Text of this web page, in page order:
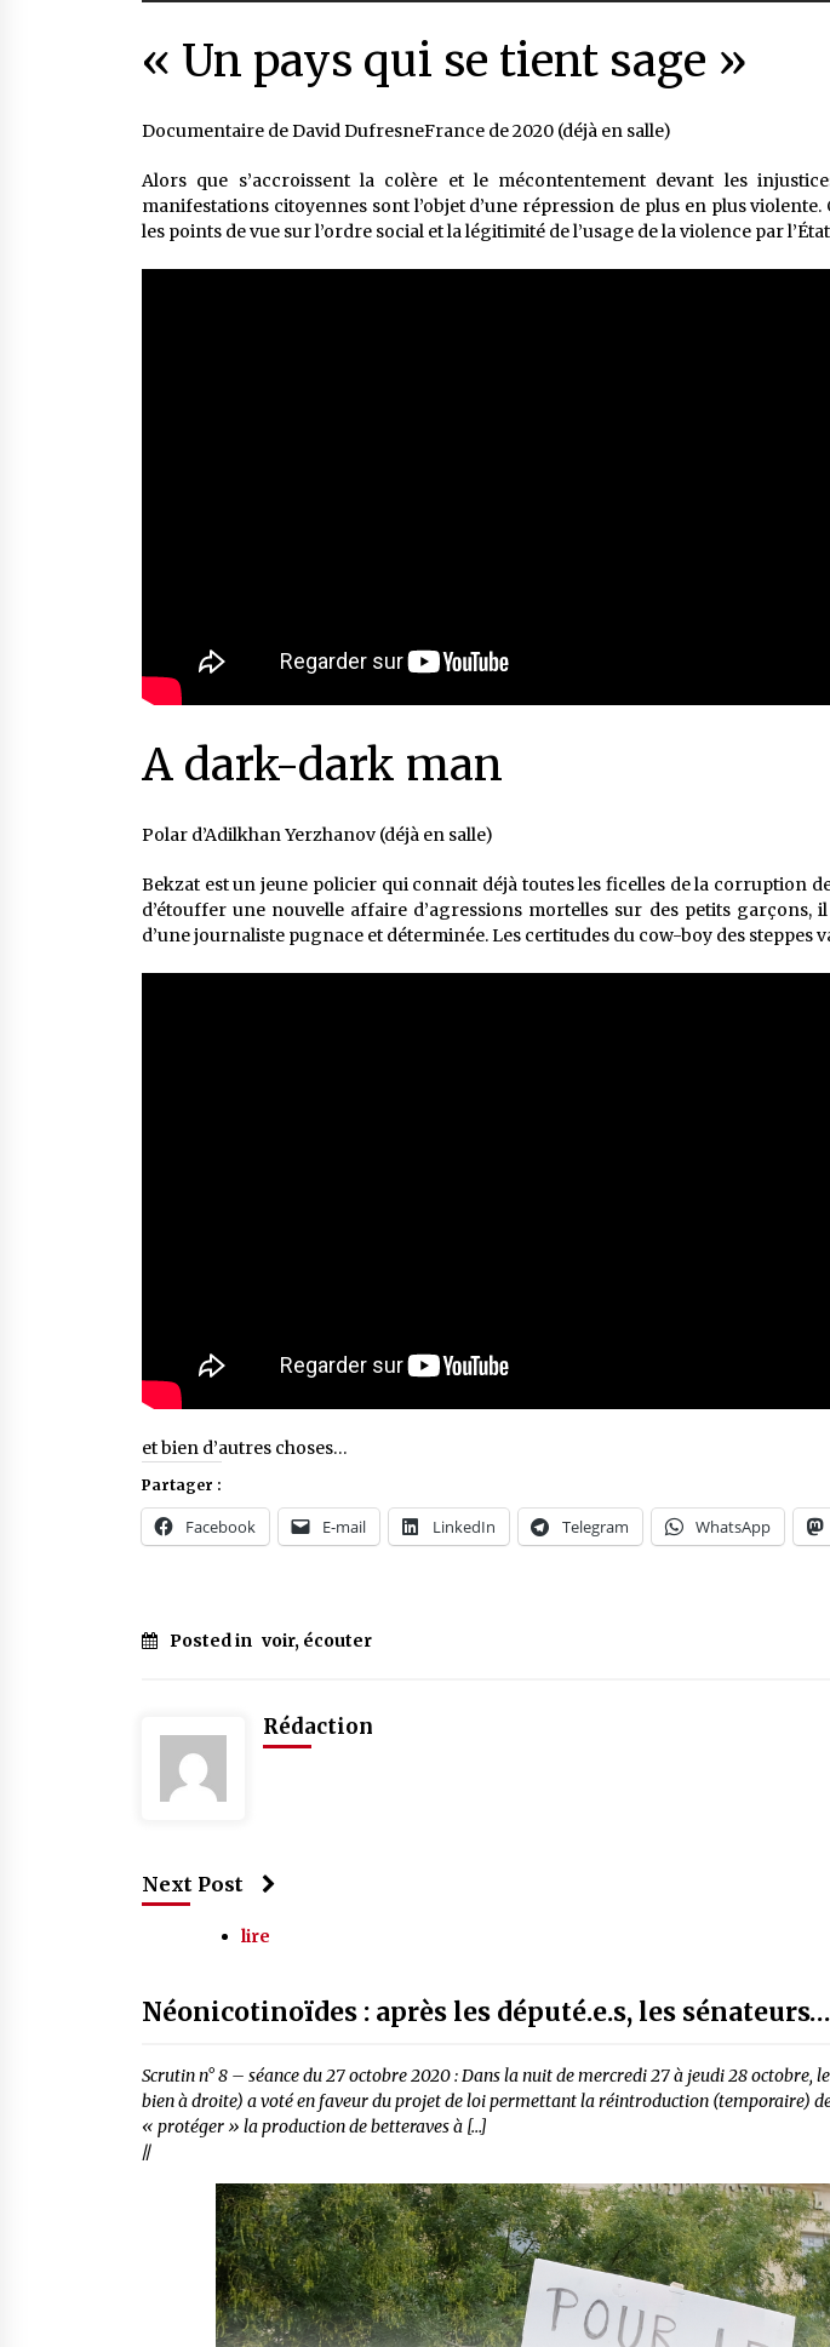
« Un pays qui se tient sage »
Documentaire de David DufresneFrance de 2020 (déjà en salle)
Alors que s’accroissent la colère et le mécontentement devant les
manifestations citoyennes sont l’objet d’une répression de plus en plus
les points de vue sur l’ordre social et la légitimité de l’usage de la violence par
A dark-dark man
Polar d’Adilkhan Yerzhanov (déjà en salle)
Bekzat est un jeune policier qui connait déjà toutes les ficelles de la corruption
d’étouffer une nouvelle affaire d’agressions mortelles sur des petits garçons,
d’une journaliste pugnace et déterminée. Les certitudes du cow-boy des steppes
et bien d’autres choses…
Partager :
Facebook E-mail LinkedIn Telegram WhatsApp
Posted in voir, écouter
Rédaction
Next Post
lire
Néonicotinoïdes : après les député.e.s, les sénateurs…
Scrutin n° 8 – séance du 27 octobre 2020 : Dans la nuit de mercredi 27 à jeudi 28 octobre,
bien à droite) a voté en faveur du projet de loi permettant la réintroduction (temporaire)
« protéger » la production de betteraves à […]
//